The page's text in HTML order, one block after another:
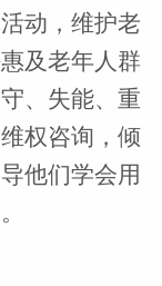
动，维护老
及老年人群
、失能、重
权咨询，倾
他们学会用